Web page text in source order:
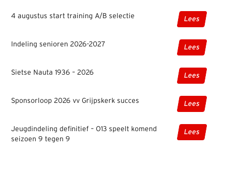
4 augustus start training A/B selectie Lees
Indeling senioren 2026-2027 Lees
Sietse Nauta 1936 – 2026 Lees
Sponsorloop 2026 vv Grijpskerk succes Lees
Jeugdindeling definitief – O13 speelt komend
seizoen 9 tegen 9
Lees